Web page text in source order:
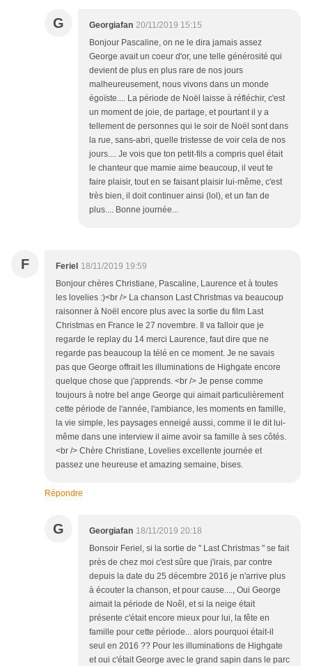
G Georgiafan 20/11/2019 15:15
Bonjour Pascaline, on ne le dira jamais assez
George avait un coeur d'or, une telle générosité qui
devient de plus en plus rare de nos jours
malheureusement, nous vivons dans un monde
égoïste.... La période de Noël laisse à réfléchir, c'est
un moment de joie, de partage, et pourtant il y a
tellement de personnes qui le soir de Noël sont dans
la rue, sans-abri, quelle tristesse de voir cela de nos
jours.... Je vois que ton petit-fils a compris quel était
le chanteur que mamie aime beaucoup, il veut te
faire plaisir, tout en se faisant plaisir lui-même, c'est
très bien, il doit continuer ainsi (lol), et un fan de
plus.... Bonne journée...
F Feriel 18/11/2019 19:59
Bonjour chères Christiane, Pascaline, Laurence et à toutes
les lovelies :)<br /> La chanson Last Christmas va beaucoup
raisonner à Noël encore plus avec la sortie du film Last
Christmas en France le 27 novembre. Il va falloir que je
regarde le replay du 14 merci Laurence, faut dire que ne
regarde pas beaucoup la télé en ce moment. Je ne savais
pas que George offrait les illuminations de Highgate encore
quelque chose que j'apprends. <br /> Je pense comme
toujours à notre bel ange George qui aimait particulièrement
cette période de l'année, l'ambiance, les moments en famille,
la vie simple, les paysages enneigé aussi, comme il le dit lui-
même dans une interview il aime avoir sa famille à ses côtés.
<br /> Chère Christiane, Lovelies excellente journée et
passez une heureuse et amazing semaine, bises.
Répondre
G Georgiafan 18/11/2019 20:18
Bonsoir Feriel, si la sortie de " Last Christmas " se fait
près de chez moi c'est sûre que j'irais, par contre
depuis la date du 25 décembre 2016 je n'arrive plus
à écouter la chanson, et pour cause...., Oui George
aimait la période de Noêl, et si la neige était
présente c'était encore mieux pour lui, la fête en
famille pour cette période... alors pourquoi était-il
seul en 2016 ?? Pour les illuminations de Highgate
et oui c'était George avec le grand sapin dans le parc